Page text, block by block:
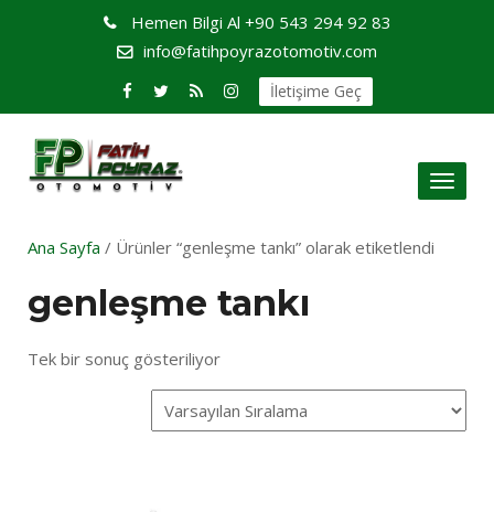
Hemen Bilgi Al +90 543 294 92 83
info@fatihpoyrazotomotiv.com
İletişime Geç
Toggle
Ana Sayfa / Ürünler “genleşme tankı” olarak etiketlendi
genleşme tankı
Tek bir sonuç gösteriliyor